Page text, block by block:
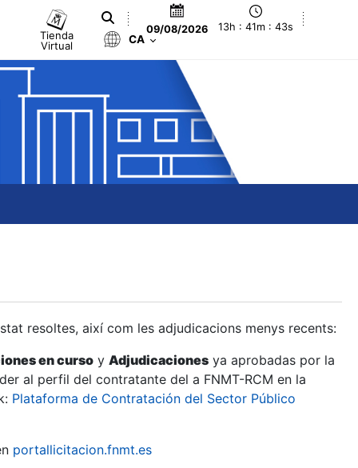
Tienda
Virtual
09/08/2026 13h : 41m : 44s
CA
resoltes, així com les adjudicacions menys recents:
en curso y Adjudicaciones ya aprobadas por la
al perfil del contratante del a FNMT-RCM en la
Plataforma de Contratación del Sector Público
portallicitacion.fnmt.es